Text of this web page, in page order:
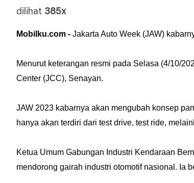
dilihat 385x
Mobilku.com - Jakarta Auto Week (JAW)
Menurut keterangan resmi pada Selasa (4/10/
Center (JCC), Senayan.
JAW 2023 kabarnya akan mengubah konsep
hanya akan terdiri dari test drive, test ride,
Ketua Umum Gabungan Industri Kendaraan
mendorong gairah industri otomotif nasional. Ia